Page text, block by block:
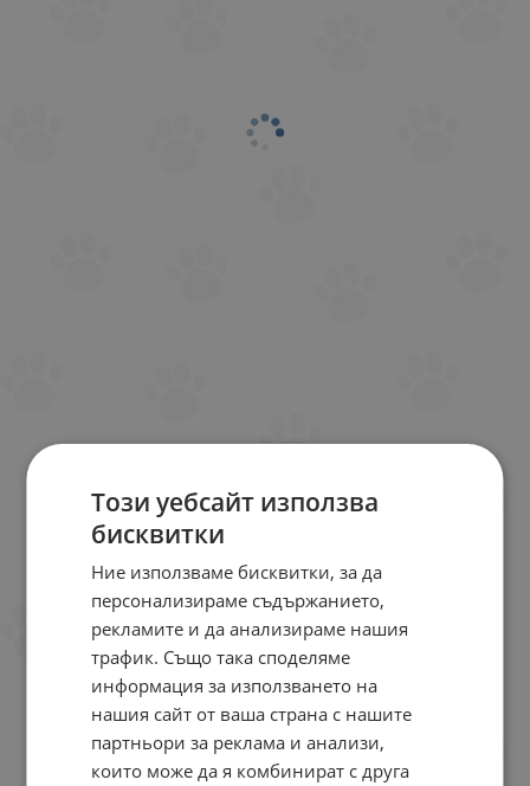
Този уебсайт използва
бисквитки
Ние използваме бисквитки, за да
персонализираме съдържанието,
рекламите и да анализираме нашия
трафик. Също така споделяме
информация за използването на
нашия сайт от ваша страна с нашите
партньори за реклама и анализи,
които може да я комбинират с друга